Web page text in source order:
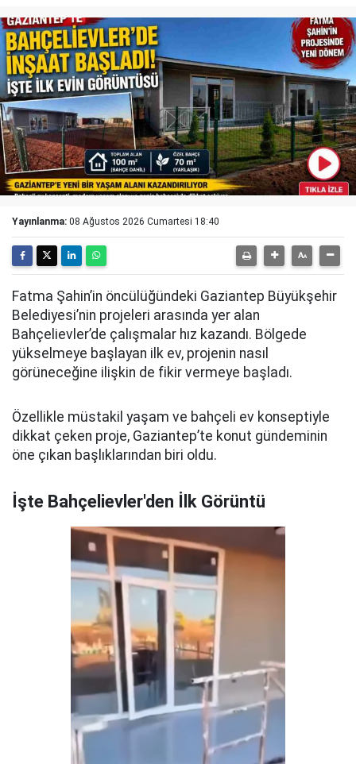
Yayınlanma: 08 Ağustos 2026 Cumartesi 18:40
Fatma Şahin’in öncülüğündeki Gaziantep Büyükşehir
Belediyesi’nin projeleri arasında yer alan
Bahçelievler’de çalışmalar hız kazandı. Bölgede
yükselmeye başlayan ilk ev, projenin nasıl
görüneceğine ilişkin de fikir vermeye başladı.
Özellikle müstakil yaşam ve bahçeli ev konseptiyle
dikkat çeken proje, Gaziantep’te konut gündeminin
öne çıkan başlıklarından biri oldu.
İşte Bahçelievler'den İlk Görüntü